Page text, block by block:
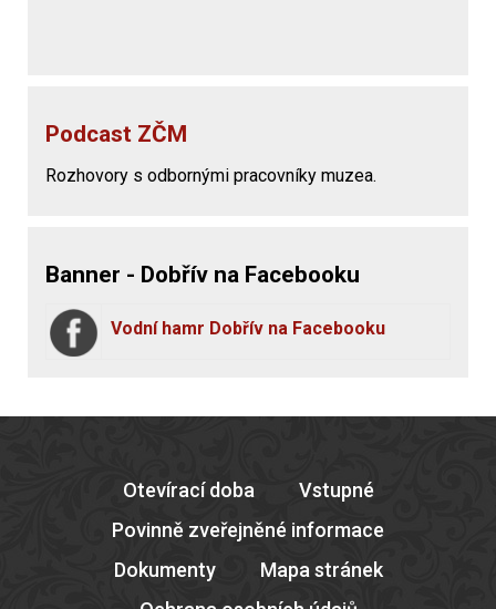
Podcast ZČM
Rozhovory s odbornými pracovníky muzea.
Banner - Dobřív na Facebooku
Vodní hamr Dobřív na Facebooku
Otevírací doba
Vstupné
Povinně zveřejněné informace
Dokumenty
Mapa stránek